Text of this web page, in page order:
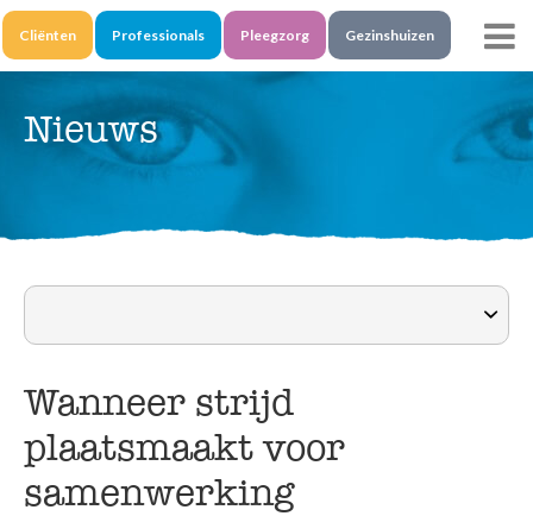
Skip
main
Skip
main
Cliënten Professionals Pleegzorg Gezinshuizen
Nieuws
Wanneer strijd
plaatsmaakt voor
samenwerking